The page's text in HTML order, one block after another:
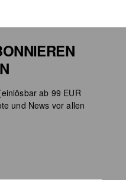
ab 99 EUR
und News vor allen